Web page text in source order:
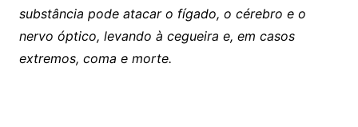
substância pode atacar o fígado, o cérebro e o
nervo óptico, levando à cegueira e, em casos
extremos, coma e morte.